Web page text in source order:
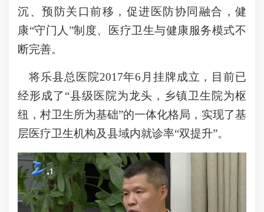
沉、预防关口前移，促进医防协同融合，健
康“守门人”制度、医疗卫生与健康服务模式不
断完善。
将乐县总医院2017年6月挂牌成立，目前已
经形成了“县级医院为龙头，乡镇卫生院为枢
纽，村卫生所为基础”的一体化格局，实现了基
层医疗卫生机构及县域内就诊率“双提升”。